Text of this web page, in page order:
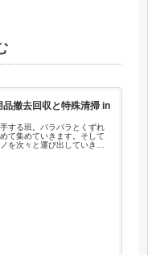
品撤去回収と特殊清掃 in
する班。バラバラとくずれ
て集めていきます。そして
を次々と運び出していきま